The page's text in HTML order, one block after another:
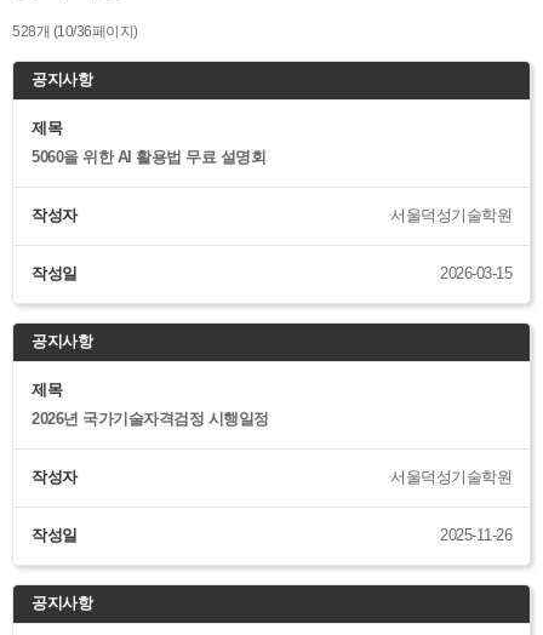
528개 (10/36페이지)
제목
5060을 위한 AI 활용법 무료 설명회
작성자 서울덕성기술학원
작성일 2026-03-15
제목
2026년 국가기술자격검정 시행일정
작성자 서울덕성기술학원
작성일 2025-11-26